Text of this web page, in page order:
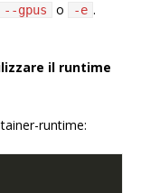
--gpus o -e .
il runtime
runtime: